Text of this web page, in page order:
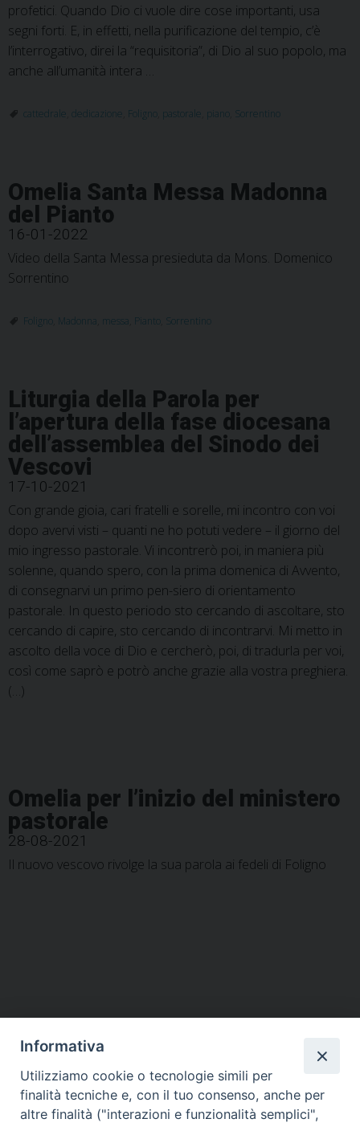
profetici. Quando Dio ci vuole dire cose importanti, usa
segni forti. E, in effetti, nella purificazione del tempio, c’è
l’interrogativo, direi la “requisitoria”, di Dio al suo popolo, ma
anche all’umanità intera …
cattedrale dedicazione Foligno pastorale piano Sorrentino
Omelia Santa Messa Madonna
del Pianto
16-01-2022
Video della Santa Messa presieduta da Mons. Domenico
Sorrentino
Foligno Madonna messa Pianto Sorrentino
Liturgia della Parola per
l’apertura della fase diocesana
dell’assemblea del Sinodo dei
Vescovi
17-10-2021
Con grande gioia, cari fratelli e sorelle, mi incontro con voi
dopo avervi visti – quanti ne ho potuti vedere – il giorno del
mio ingresso pastorale. Vi incontrerò poi, in maniera più
solenne, quando spero, con la prima domenica di Avvento,
di consegnarvi un primo pen-siero di orientamento
pastorale. In questo periodo sto cercando di ascoltare, sto
cercando di capire, sto cercando di incontrarvi. Mi metto in
ascolto della voce di Dio e cercherò, poi, di tradurla per voi,
così come saprò e potrò anche grazie alla vostra preghiera.
(…)
Omelia per l’inizio del ministero
pastorale
28-08-2021
Il nuovo vescovo rivolge la sua parola ai fedeli di Foligno
s
HOME VESCOVO ORARI MESSE
CURIA VESCOVILE
TUTELA MINORI
UFFICI PASTORALI PERSONE
VITA CONSACRATA
DOCUMENTI
CONTATTI
Informativa
Utilizziamo cookie o tecnologie simili per
finalità tecniche e, con il tuo consenso, anche per
altre finalità ("interazioni e funzionalità semplici",